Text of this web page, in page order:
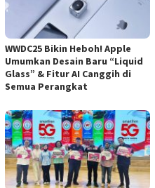
WWDC25 Bikin Heboh! Apple
Umumkan Desain Baru “Liquid
Glass” & Fitur AI Canggih di
Semua Perangkat